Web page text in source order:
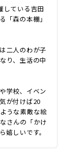
している吉田
「森の本棚」
二人のわが子
り、生活の中
学校、イベン
が付けば20
うな素敵な絵
さんの「かけ
嬉しいです。